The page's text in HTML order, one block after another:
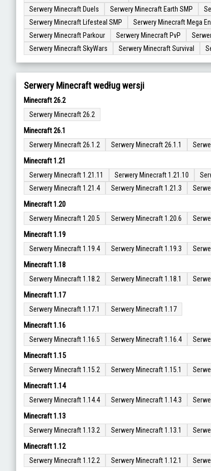
Serwery Minecraft Duels
Serwery Minecraft Earth SMP
Serwery Minecraft Lifesteal SMP
Serwery Minecraft Mega
Serwery Minecraft Parkour
Serwery Minecraft PvP
Serwery Minecraft SkyWars
Serwery Minecraft Survival
Serwery Minecraft według wersji
Minecraft 26.2
Serwery Minecraft 26.2
Minecraft 26.1
Serwery Minecraft 26.1.2 Serwery Minecraft 26.1.1
Minecraft 1.21
Serwery Minecraft 1.21.11 Serwery Minecraft 1.21.10
Serwery Minecraft 1.21.4
Serwery Minecraft 1.21.3
Minecraft 1.20
Serwery Minecraft 1.20.5 Serwery Minecraft 1.20.6
Minecraft 1.19
Serwery Minecraft 1.19.4 Serwery Minecraft 1.19.3
Minecraft 1.18
Serwery Minecraft 1.18.2 Serwery Minecraft 1.18.1
Minecraft 1.17
Serwery Minecraft 1.17.1 Serwery Minecraft 1.17
Minecraft 1.16
Serwery Minecraft 1.16.5 Serwery Minecraft 1.16.4
Minecraft 1.15
Serwery Minecraft 1.15.2 Serwery Minecraft 1.15.1
Minecraft 1.14
Serwery Minecraft 1.14.4 Serwery Minecraft 1.14.3
Minecraft 1.13
Serwery Minecraft 1.13.2 Serwery Minecraft 1.13.1
Minecraft 1.12
Serwery Minecraft 1.12.2 Serwery Minecraft 1.12.1